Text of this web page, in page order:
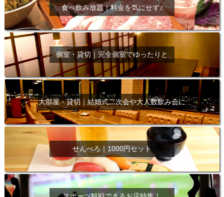
食べ飲み放題｜料金を気にせず♪
個室・貸切｜完全個室でゆったりと
大部屋・貸切｜結婚式二次会や大人数飲み会に
せんべろ｜1000円セット